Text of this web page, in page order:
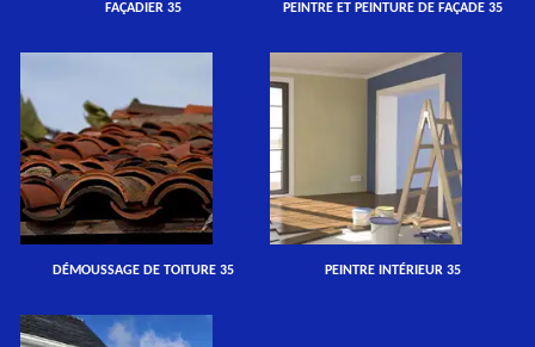
FAÇADIER 35 PEINTRE ET PEINTURE DE FAÇADE 35
DÉMOUSSAGE DE TOITURE 35 PEINTRE INTÉRIEUR 35